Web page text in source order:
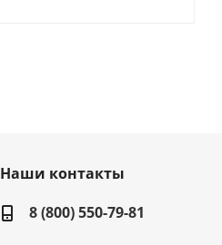
Наши контакты
8 (800) 550-79-81